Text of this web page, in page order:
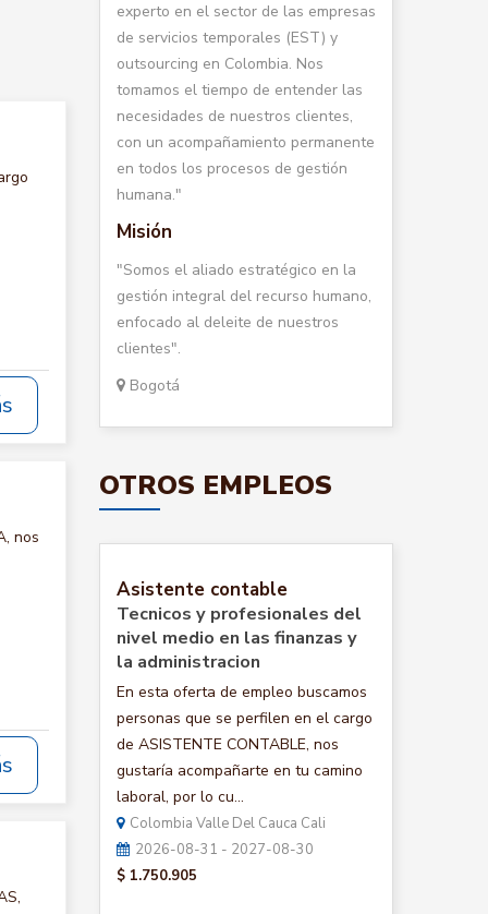
nos
experto en el sector de las empresas
de servicios temporales (EST) y
outsourcing en Colombia. Nos
tomamos el tiempo de entender las
necesidades de nuestros clientes,
con un acompañamiento permanente
en todos los procesos de gestión
humana."
Misión
"Somos el aliado estratégico en la
gestión integral del recurso humano,
enfocado al deleite de nuestros
clientes".
Bogotá
OTROS EMPLEOS
Asistente contable
Tecnicos y profesionales del
nivel medio en las finanzas y
la administracion
En esta oferta de empleo buscamos
personas que se perfilen en el cargo
de ASISTENTE CONTABLE, nos
gustaría acompañarte en tu camino
laboral, por lo cu...
Colombia Valle Del Cauca Cali
2026-08-31 - 2027-08-30
$ 1.750.905